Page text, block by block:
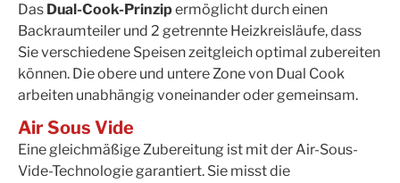
Das Dual-Cook-Prinzipermöglicht durch einen
Backraumteiler und 2 getrennte Heizkreisläufe, dass
Sie verschiedene Speisen zeitgleich optimal zubereiten
können. Die obere und untere Zone von Dual Cook
arbeiten unabhängig voneinander oder gemeinsam.
Air Sous Vide
Eine gleichmäßige Zubereitung ist mit der Air-Sous-
Vide-Technologie garantiert. Sie misst die